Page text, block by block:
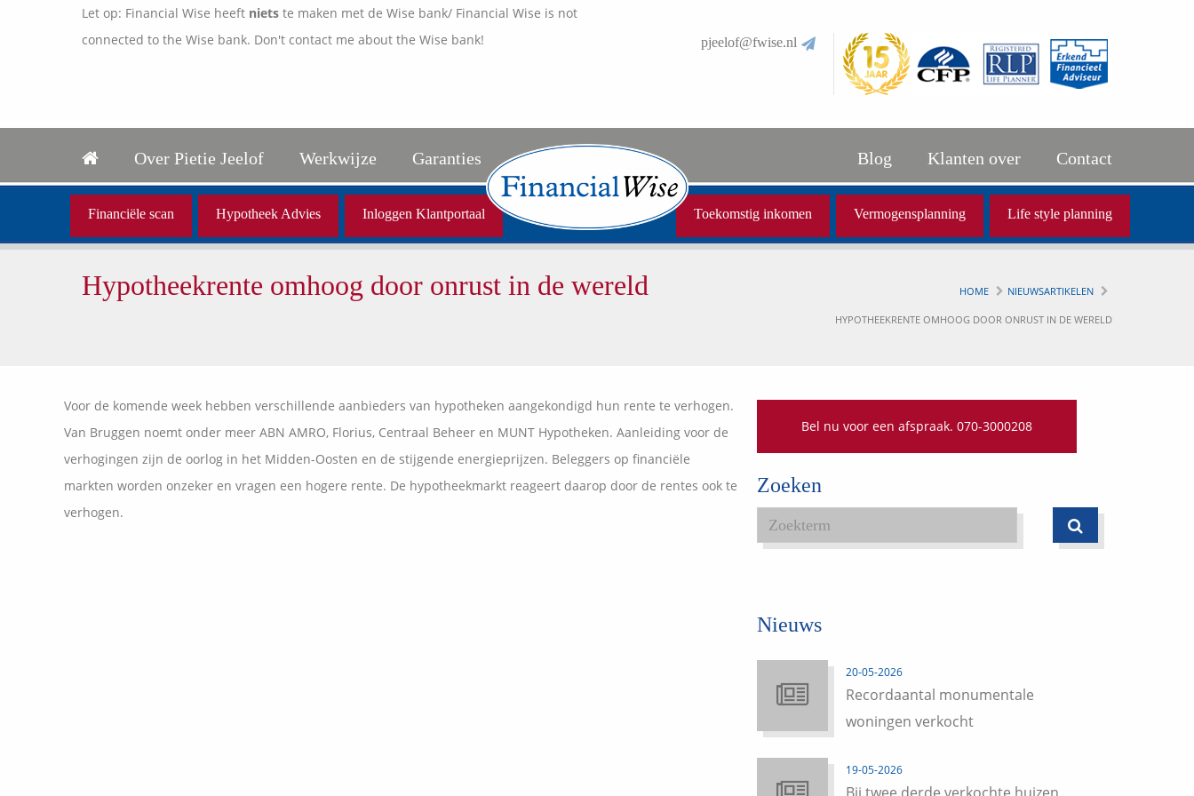
Let op: Financial Wise heeft niets te maken met de Wise bank/ Financial Wise is not
connected to the Wise bank. Don't contact me about the Wise bank!
pjeelof@fwise.nl
Over Pietie Jeelof Werkwijze Garanties
Uw garanties
Vergelijkingskaarten
Samenwerkende partners
Expats services
Onderhoudsabonnementen
Contact
Klanten over
Blog
Financiële scan Hypotheek Advies Inloggen Klantportaal Life style planning
Vermogensplanning
Toekomstig inkomen
Hypotheekrente omhoog door onrust in de wereld HOME NIEUWSARTIKELEN
HYPOTHEEKRENTE OMHOOG DOOR ONRUST IN DE WERELD
Voor de komende week hebben verschillende aanbieders van hypotheken aangekondigd hun rente te verhogen.
Van Bruggen noemt onder meer ABN AMRO, Florius, Centraal Beheer en MUNT Hypotheken. Aanleiding voor de
verhogingen zijn de oorlog in het Midden-Oosten en de stijgende energieprijzen. Beleggers op financiële
markten worden onzeker en vragen een hogere rente. De hypotheekmarkt reageert daarop door de rentes ook te
verhogen.
Bel nu voor een afspraak. 070-3000208
Zoeken
Nieuws
20-05-2026
Recordaantal monumentale
woningen verkocht
19-05-2026